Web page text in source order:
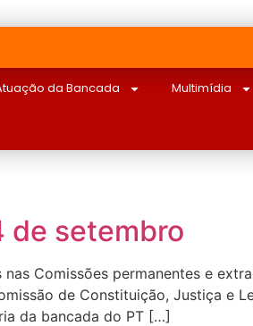
da Bancada Multimídia
de setembro
Comissões permanentes e
de Constituição, Justiça e
da bancada do PT […]